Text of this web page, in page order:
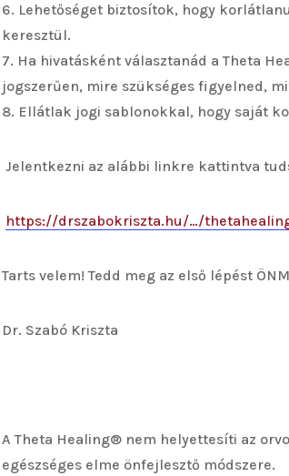
Lehetőséget biztosítok, hogy
keresztül.
Ha hivatásként választanád a Theta
jogszerűen, mire szükséges figyelned,
Ellátlak jogi sablonokkal, hogy saját
Jelentkezni az alábbi linkre kattintva
https://drszabokriszta.hu/…/
Tarts velem! Tedd meg az első lépést
Dr. Szabó Kriszta
A Theta Healing® nem helyettesíti az
egészséges elme önfejlesztő módszere.